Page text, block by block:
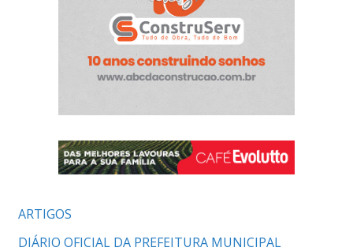
ARTIGOS
DIÁRIO OFICIAL DA PREFEITURA MUNICIPAL